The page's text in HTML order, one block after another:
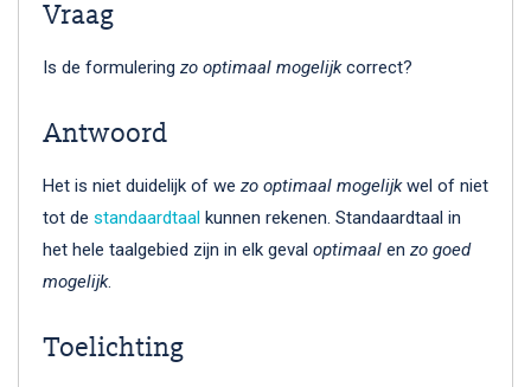
Vraag
Is de formulering zo optimaal mogelijkcorrect?
Antwoord
Het is niet duidelijk of we zo optimaal mogelijkwel of niet
tot de standaardtaal kunnen rekenen. Standaardtaal in
het hele taalgebied zijn in elk geval optimaal en zo goed
mogelijk.
Toelichting